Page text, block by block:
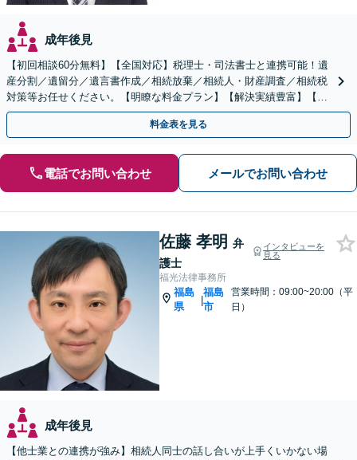
成年後見
【初回相談60分無料】【全国対応】税理士・司法書士と連携可能！遺
産分割／遺留分／遺言書作成／相続放棄／相続人・財産調査／相続税
対策等お任せください。【明瞭な料金プラン】【解決実績豊富】【電
話相談可】
料金表を見る
電話でお問い合わせ メールでお問い合わせ
佐藤 孝明 弁
護士
インタビューを
見る
福光法律事務所
福島
県
|
福島
市
営業時間：09:00~20:00（平
日）
成年後見
【他士業との連携が強み】相続人同士の話し合いが上手くいかない場